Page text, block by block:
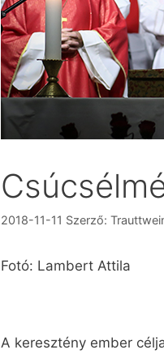
2018-11-11 Szerző:
Fotó: Lambert Attila
A keresztény ember